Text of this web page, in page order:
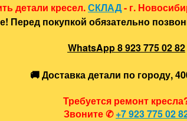
детали кресел.СКЛАД- г.
Перед покупкой обязательно
WhatsApp 8 923 775 02 82
🚚 Доставка детали по городу,
Требуется ремонт
Звоните✆+7 923 775 02